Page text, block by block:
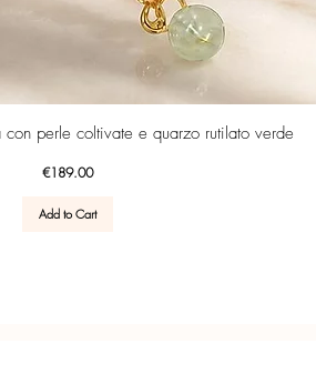
Quick View
perle coltivate e quarzo rutilato verde
Price
€189.00
Add to Cart